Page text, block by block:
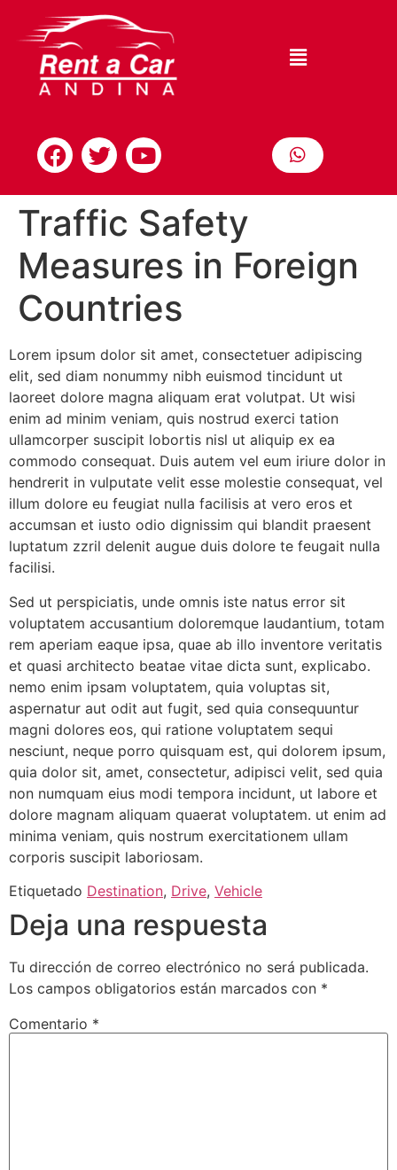
Traffic Safety
Measures in Foreign
Countries
Lorem ipsum dolor sit amet, consectetuer adipiscing
elit, sed diam nonummy nibh euismod tincidunt ut
laoreet dolore magna aliquam erat volutpat. Ut wisi
enim ad minim veniam, quis nostrud exerci tation
ullamcorper suscipit lobortis nisl ut aliquip ex ea
commodo consequat. Duis autem vel eum iriure dolor in
hendrerit in vulputate velit esse molestie consequat, vel
illum dolore eu feugiat nulla facilisis at vero eros et
accumsan et iusto odio dignissim qui blandit praesent
luptatum zzril delenit augue duis dolore te feugait nulla
facilisi.
Sed ut perspiciatis, unde omnis iste natus error sit
voluptatem accusantium doloremque laudantium, totam
rem aperiam eaque ipsa, quae ab illo inventore veritatis
et quasi architecto beatae vitae dicta sunt, explicabo.
nemo enim ipsam voluptatem, quia voluptas sit,
aspernatur aut odit aut fugit, sed quia consequuntur
magni dolores eos, qui ratione voluptatem sequi
nesciunt, neque porro quisquam est, qui dolorem ipsum,
quia dolor sit, amet, consectetur, adipisci velit, sed quia
non numquam eius modi tempora incidunt, ut labore et
dolore magnam aliquam quaerat voluptatem. ut enim ad
minima veniam, quis nostrum exercitationem ullam
corporis suscipit laboriosam.
Etiquetado Destination, Drive, Vehicle
Deja una respuesta
Tu dirección de correo electrónico no será publicada.
Los campos obligatorios están marcados con *
Comentario *